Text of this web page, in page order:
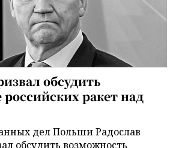
обсудить
ракет над
дел Польши Радослав
обсудить возможность